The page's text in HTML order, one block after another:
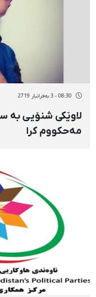
08:30 - 3 بەفرانبار 2719
مەحکووم کرا